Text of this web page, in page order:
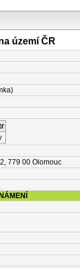
území ČR
779 00 Olomouc